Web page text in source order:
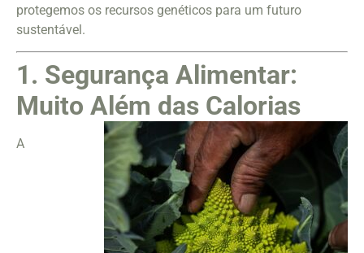
protegemos os recursos genéticos para um futuro
sustentável.
1. Segurança Alimentar:
Muito Além das Calorias
A